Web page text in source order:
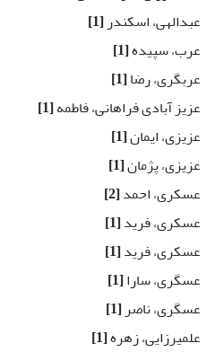
عبدالهی، اسکندر[1]
عرب، سپیده[1]
عربگری، رضا[1]
عزیز آبادی فراهانی، فاطمه[1]
عزیزی، ایمان[1]
عزیزی، پژمان[1]
عسکری، احمد[2]
عسکری، فرید[1]
عسکری، فرید[1]
عسگری، سارا[1]
عسگری، ناصر[1]
علمیرزایی، زهره[1]